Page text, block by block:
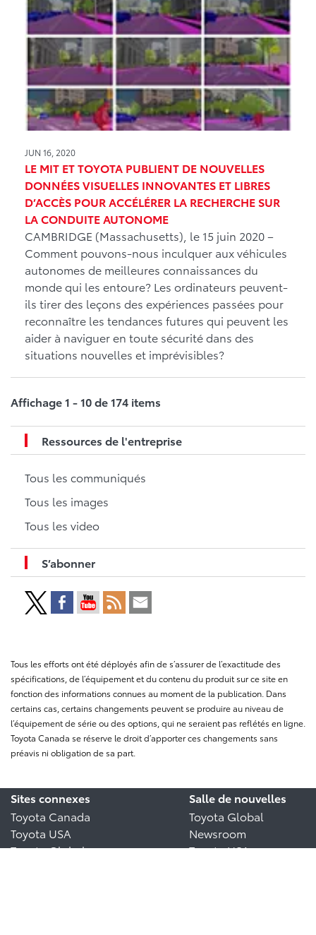
JUN 16, 2020
LE MIT ET TOYOTA PUBLIENT DE NOUVELLES
DONNÉES VISUELLES INNOVANTES ET LIBRES
D’ACCÈS POUR ACCÉLÉRER LA RECHERCHE SUR
LA CONDUITE AUTONOME
CAMBRIDGE (Massachusetts), le 15 juin 2020 –
Comment pouvons-nous inculquer aux véhicules
autonomes de meilleures connaissances du
monde qui les entoure? Les ordinateurs peuvent-
ils tirer des leçons des expériences passées pour
reconnaître les tendances futures qui peuvent les
aider à naviguer en toute sécurité dans des
situations nouvelles et imprévisibles?
Affichage 1 - 10 de 174 items
Ressources de l'entreprise
Tous les communiqués
Tous les images
Tous les video
S’abonner
Tous les efforts ont été déployés afin de s’assurer de l’exactitude des
spécifications, de l’équipement et du contenu du produit sur ce site en
fonction des informations connues au moment de la publication. Dans
certains cas, certains changements peuvent se produire au niveau de
l’équipement de série ou des options, qui ne seraient pas reflétés en ligne.
Toyota Canada se réserve le droit d’apporter ces changements sans
préavis ni obligation de sa part.
Sites connexes
Toyota Canada
Toyota USA
Toyota Global
Salle de nouvelles
Toyota Global
Newsroom
Toyota USA